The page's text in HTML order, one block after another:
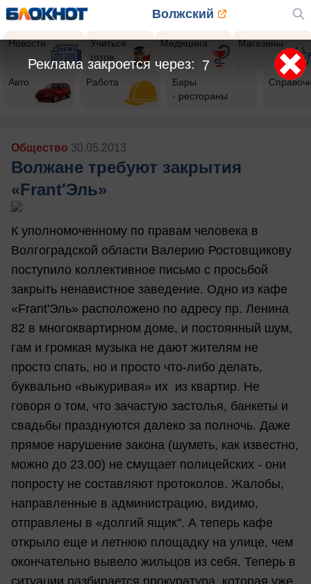
Волжский
Новости
Учиться
готов
Медицина Магазины
Авто Работа
Бары
- рестораны
Общество 30.05.2013
Волжане требуют закрытия
«Frant'Эль»
К уполномоченному по правам человека в
Волгоградской области Валерию Ростовщикову
поступило коллективное письмо с просьбой
закрыть ненавистное заведение. Одно из кафе
«Frant'Эль» расположено по адресу пр. Ленина
82 в многоквартирном доме, и постоянный шум,
гам и громкая музыка не дают жителям не
просто спать, но и просто что-либо делать,
буквально «выкуривая» их из квартир. Не
говоря о том, что зачастую застолья, банкеты и
свадьбы празднуются далеко за полночь. Даже
прямое нарушение закона (шуметь, как известно,
можно до 23.00) не смущает полицейских - они
попросту не составляют протоколов. Жалобы,
направленные в администрацию, видимо,
отправлены в «долгий ящик". А теперь кафе
открыло еще и летнюю площадку на улице, чем
окончательно вывело жильцов из себя. Теперь в
5
Реклама закроется через: